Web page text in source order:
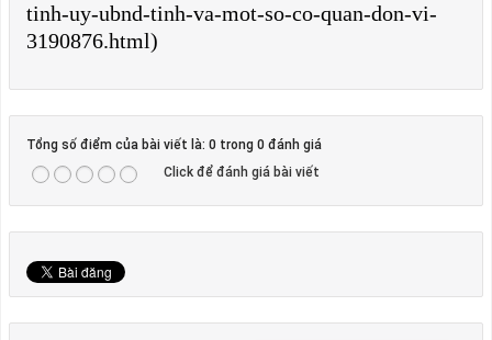
tinh-uy-ubnd-tinh-va-mot-so-co-quan-don-vi-
3190876.html)
Tổng số điểm của bài viết là: 0 trong 0 đánh giá
Click để đánh giá bài viết